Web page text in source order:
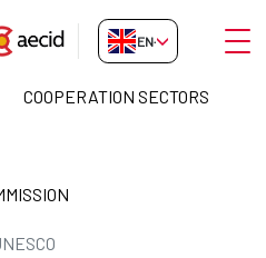
UNESCO
EN-GB
COOPERATION SECTORS